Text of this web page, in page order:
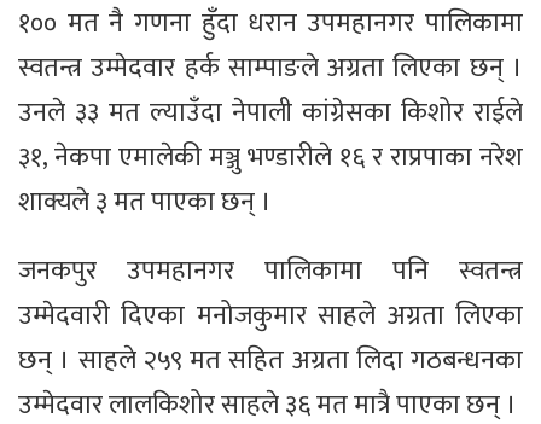
१०० मत नै गणना हुँदा धरान उपमहानगर पालिकामा
स्वतन्त्र उम्मेदवार हर्क साम्पाङले अग्रता लिएका छन् ।
उनले ३३ मत ल्याउँदा नेपाली कांग्रेसका किशोर राईले
३१, नेकपा एमालेकी मञ्जु भण्डारीले १६ र राप्रपाका नरेश
शाक्यले ३ मत पाएका छन् ।
जनकपुर उपमहानगर पालिकामा पनि स्वतन्त्र
उम्मेदवारी दिएका मनोजकुमार साहले अग्रता लिएका
छन् । साहले २५९ मत सहित अग्रता लिदा गठबन्धनका
उम्मेदवार लालकिशोर साहले ३६ मत मात्रै पाएका छन् ।